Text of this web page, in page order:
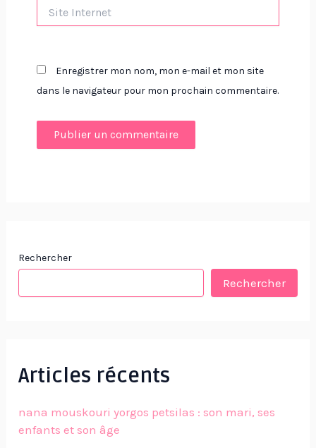
Internet
Enregistrer mon nom, mon e-mail et mon site
dans le navigateur pour mon prochain commentaire.
Rechercher
Rechercher
Articles récents
nana mouskouri yorgos petsilas : son mari, ses
enfants et son âge